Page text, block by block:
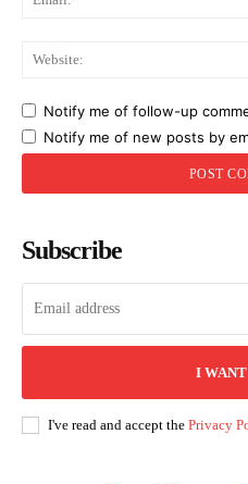
Notify me of follow-up
Notify me of new posts by
Subscribe
I
I've read and accept the Privacy